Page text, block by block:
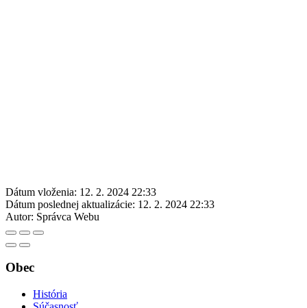
Dátum vloženia: 12. 2. 2024 22:33
Dátum poslednej aktualizácie: 12. 2. 2024 22:33
Autor: Správca Webu
Obec
História